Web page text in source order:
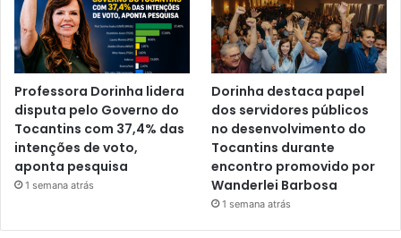
Professora Dorinha lidera
disputa pelo Governo do
Tocantins com 37,4% das
intenções de voto,
aponta pesquisa
1 semana atrás
Dorinha destaca papel
dos servidores públicos
no desenvolvimento do
Tocantins durante
encontro promovido por
Wanderlei Barbosa
1 semana atrás